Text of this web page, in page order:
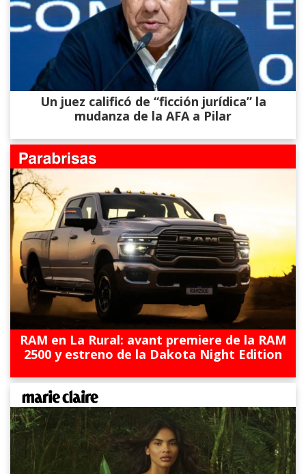
Un juez calificó de “ficción jurídica” la
mudanza de la AFA a Pilar
RAM en La Rural: avant premiere de la RAM
2500 y estreno de la Dakota Night Edition